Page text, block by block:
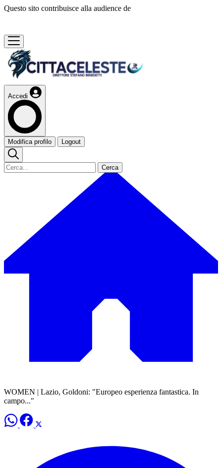
Questo sito contribuisce alla audience de
Accedi
Modifica profilo Logout
Cerca
WOMEN | Lazio, Goldoni: "Europeo esperienza fantastica. In
campo..."